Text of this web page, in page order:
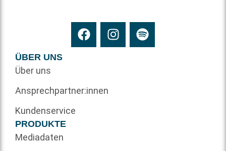
ÜBER UNS
Über uns
Ansprechpartner:innen
Kundenservice
PRODUKTE
Mediadaten